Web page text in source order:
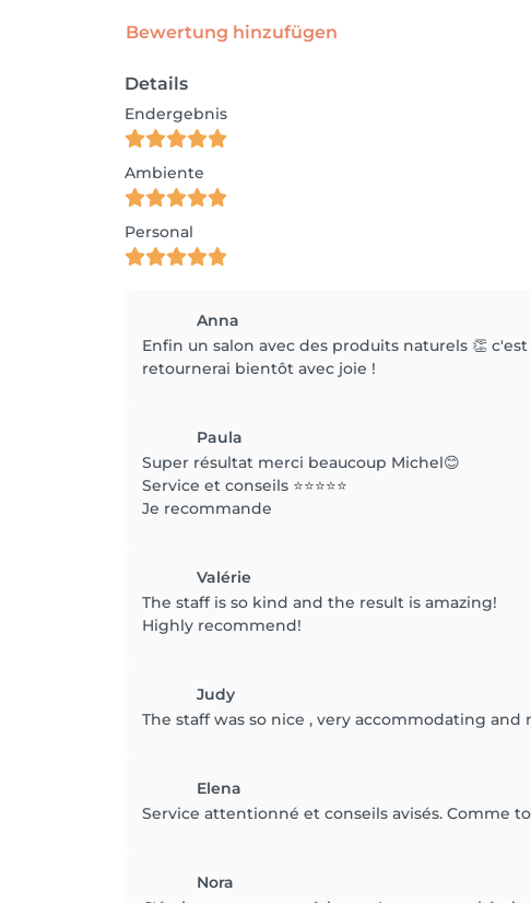
Bewertung hinzufügen
Details
Endergebnis
Ambiente
Personal
Anna
Enfin un salon avec des produits naturels 👏
retournerai bientôt avec joie !
Paula
Super résultat merci beaucoup Michel😊
Service et conseils ⭐️⭐️⭐️⭐️⭐️
Je recommande
Valérie
The staff is so kind and the result is amazing!
Highly recommend!
Judy
The staff was so nice , very accommodating and
Elena
Service attentionné et conseils avisés. Comme
Nora